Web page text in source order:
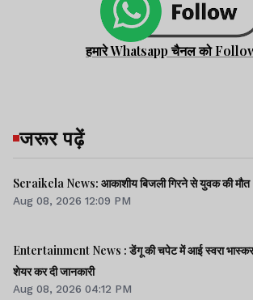
हमारे Whatsapp चैनल को
जरूर पढ़ें
Seraikela News: आकाशीय बिजली गिरने से युवक की मौत
Aug 08, 2026 12:09 PM
Entertainment News : डेंगू की चपेट में आई स्वरा
शेयर कर दी जानकारी
Aug 08, 2026 04:12 PM